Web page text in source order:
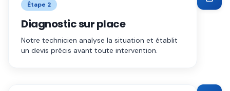
Étape 2
Diagnostic sur place
Notre technicien analyse la situation et établit
un devis précis avant toute intervention.